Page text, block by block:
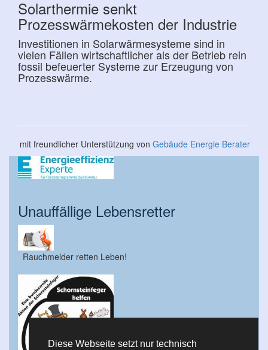
Diese Webseite setzt nur technisch
Solarthermie senkt
Prozesswärmekosten der Industrie
Investitionen in Solarwärmesysteme sind in
vielen Fällen wirtschaftlicher als der Betrieb rein
fossil befeuerter Systeme zur Erzeugung von
Prozesswärme.
mit freundlicher Unterstützung von Gebäude Energie Berater
Unauffällige Lebensretter
Rauchmelder retten Leben!